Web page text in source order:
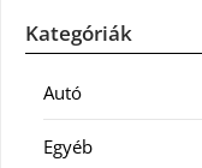
Kategóriák
Autó
Egyéb